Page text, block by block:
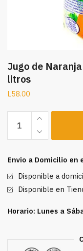
Jugo de
litros
L58.00
Naranja
sin
Pulpa
Sula
litros
Envio a Domicilio en
Disponible a
Disponible en
Horario: Lunes a